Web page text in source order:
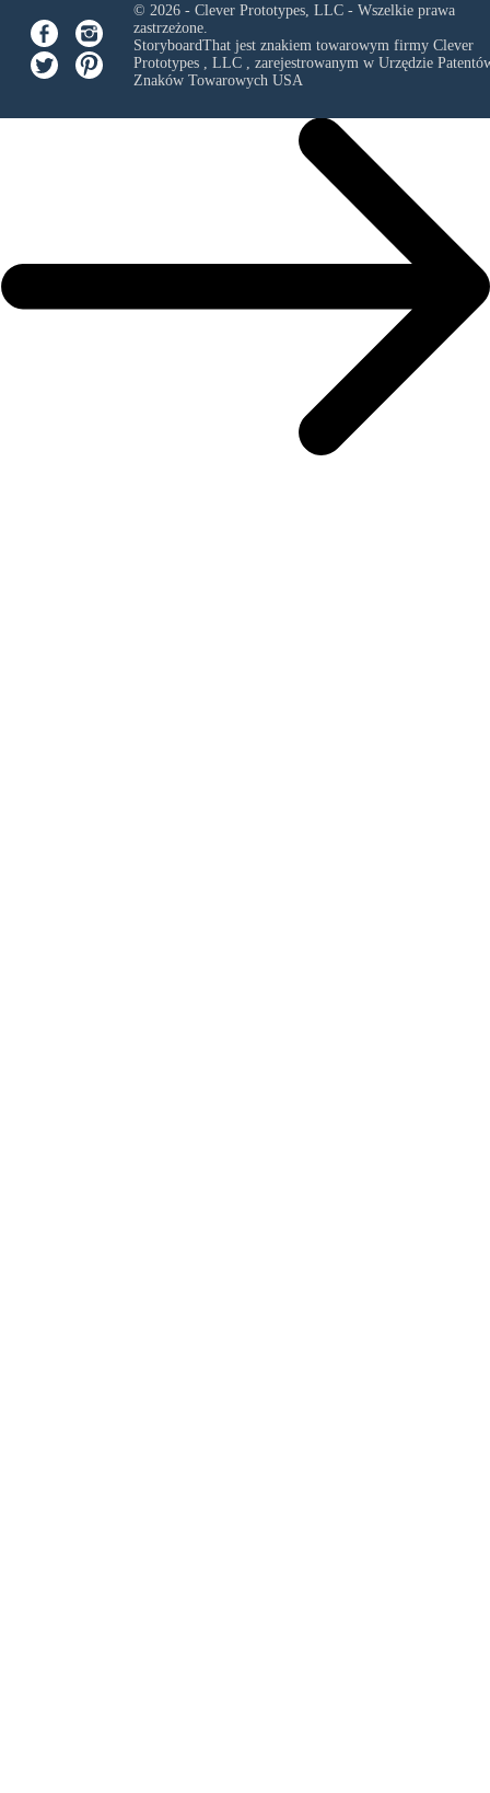
© 2026 - Clever Prototypes, LLC - Wszelkie prawa
zastrzeżone.
StoryboardThat jest znakiem towarowym firmy Clever
Prototypes , LLC, zarejestrowanym w Urzędzie
Znaków Towarowych USA